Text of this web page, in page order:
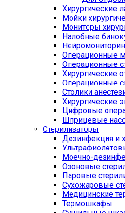
Хирургические
Мойки
Мониторы
Налобные
Операционные
Операционные
Хирургические
Операционные
Столики
Хирургические
Цифровые
Шприцевые
Стерилизаторы
Дезинфекция и
Моечно-
Озоновые
Паровые
Сухожаровые
Медицинские
Термошкафы